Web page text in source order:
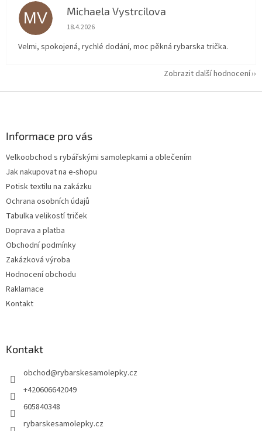
MV Michaela Vystrcilova
Hodnocení obchodu je 5 z 5 hvězdiček.
18.4.2026
Velmi, spokojená, rychlé dodání, moc pěkná rybarska trička.
Zobrazit další hodnocení
Informace pro vás
Velkoobchod s rybářskými samolepkami a oblečením
Jak nakupovat na e-shopu
Potisk textilu na zakázku
Ochrana osobních údajů
Tabulka velikostí triček
Doprava a platba
Obchodní podmínky
Zakázková výroba
Hodnocení obchodu
Raklamace
Kontakt
Kontakt
obchod@rybarskesamolepky.cz
+420606642049
605840348
rybarskesamolepky.cz